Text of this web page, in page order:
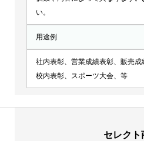
い。
用途例
社内表彰、営業成績表彰、販売成
校内表彰、スポーツ大会、等
セレクト